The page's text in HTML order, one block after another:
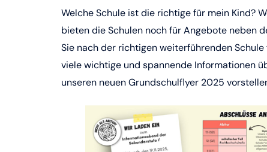
Welche Schule ist die richtige für mein Kind?
bieten die Schulen noch für Angebote neben
Sie nach der richtigen weiterführenden
viele wichtige und spannende Informationen
unseren neuen Grundschulflyer 2025